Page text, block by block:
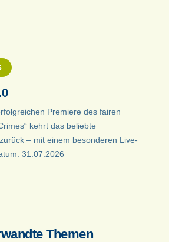
Premiere des fairen
kehrt das beliebte
– mit einem besonderen Live-
31.07.2026
Themen